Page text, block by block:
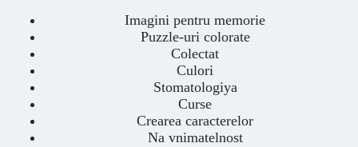
Imagini pentru memorie
Puzzle-uri colorate
Colectat
Culori
Stomatologiya
Curse
Crearea caracterelor
Na vnimatelnost